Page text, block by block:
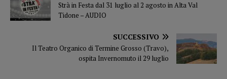
Strà in Festa dal 31 luglio al 2 agosto in Alta Val
Tidone – AUDIO
SUCCESSIVO
Il Teatro Organico di Termine Grosso (Travo),
ospita Invernomuto il 29 luglio